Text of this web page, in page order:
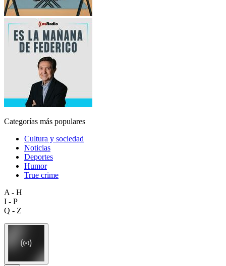
Categorías más populares
Cultura y sociedad
Noticias
Deportes
Humor
True crime
A - H
I - P
Q - Z